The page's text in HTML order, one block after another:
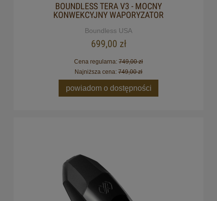
BOUNDLESS TERA V3 - MOCNY
KONWEKCYJNY WAPORYZATOR
Boundless USA
699,00 zł
Cena regularna: 749,00 zł
Najniższa cena: 749,00 zł
powiadom o dostępności